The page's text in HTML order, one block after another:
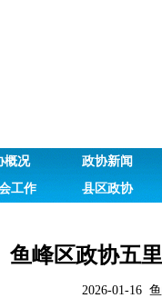
概况 政协新闻
工作 县区政协
鱼峰区政协五
2026-01-16